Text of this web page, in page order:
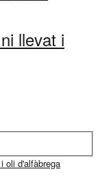
llevat i